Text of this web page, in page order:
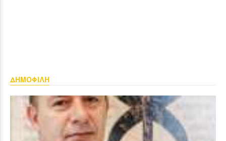
ΔΗΜΟΦΙΛΗ